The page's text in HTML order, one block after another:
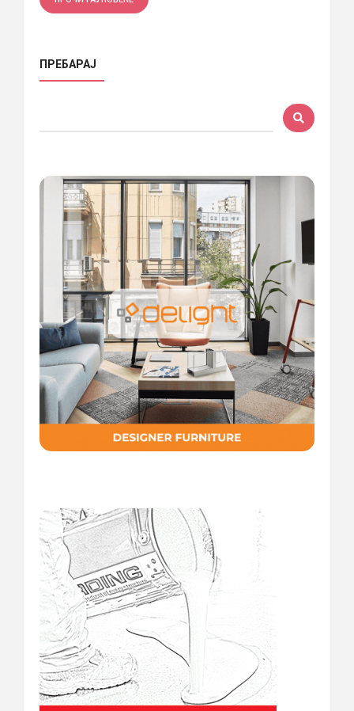
ПРЕБАРАЈ